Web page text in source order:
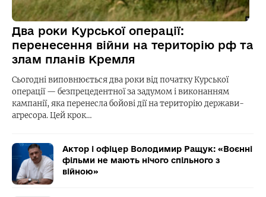
Два роки Курської операції:
перенесення війни на територію рф та
злам планів Кремля
Сьогодні виповнюється два роки від початку Курської
операції — безпрецедентної за задумом і виконанням
кампанії, яка перенесла бойові дії на територію держави-
агресора. Цей крок…
Актор і офіцер Володимир Ращук: «Воєнні
фільми не мають нічого спільного з
війною»